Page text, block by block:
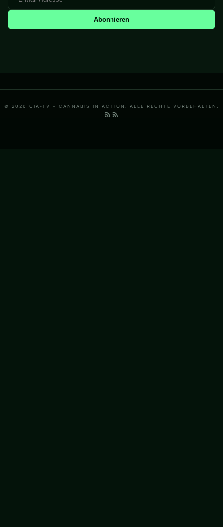
Abonnieren
© 2026 CIA-TV – CANNABIS IN ACTION. ALLE RECHTE VORBEHALTEN.